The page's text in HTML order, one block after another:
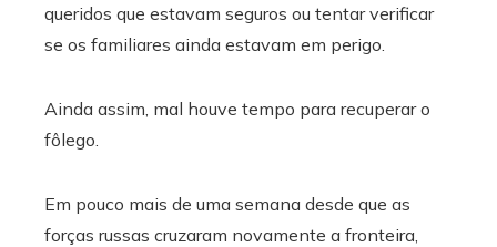
queridos que estavam seguros ou tentar verificar
se os familiares ainda estavam em perigo.
Ainda assim, mal houve tempo para recuperar o
fôlego.
Em pouco mais de uma semana desde que as
forças russas cruzaram novamente a fronteira,